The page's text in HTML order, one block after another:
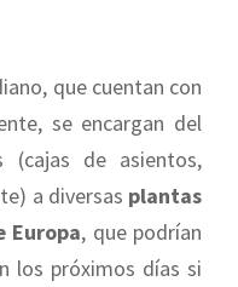
que cuentan con
se encargan del
(cajas de asientos,
a diversas plantas
Europa, que podrían
los próximos días si